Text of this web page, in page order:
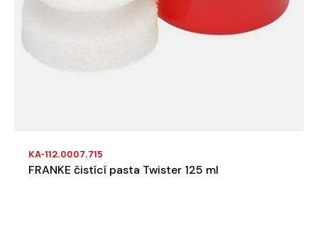
KA-112.0007.715
FRANKE čistící pasta Twister 125 ml